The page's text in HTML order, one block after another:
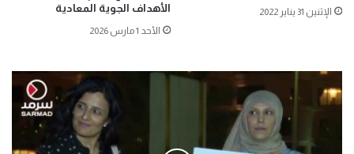
الإثنين 31 يناير 2022
الأهداف الجوية المعادية
الأحد 1 مارس 2026